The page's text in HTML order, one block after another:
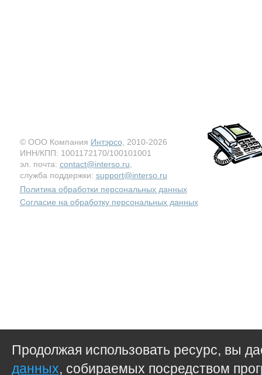
© ООО Компания Интэрсо , 2010-2026
ИНН/КПП: 1001172170/100101001
эл. почта: contact@interso.ru
служба поддержки: support@interso.ru
Политика обработки персональных данных
Согласие на обработку персональных данных
Продолжая использовать ресурс, вы
данных, собираемых посредством